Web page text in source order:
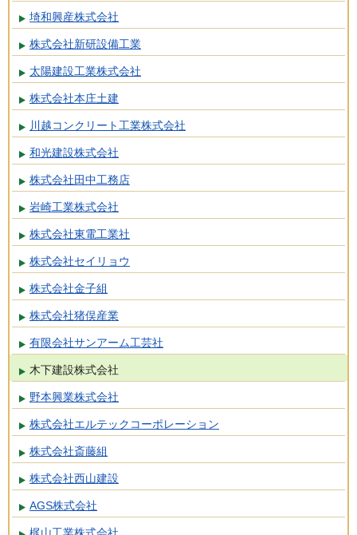
埼和興産株式会社
株式会社新研設備工業
太陽建設工業株式会社
株式会社本庄土建
川越コンクリート工業株式会社
和光建設株式会社
株式会社田中工務店
岩崎工業株式会社
株式会社東電工業社
株式会社セイリョウ
株式会社金子組
株式会社猪俣産業
有限会社サンアーム工芸社
木下建設株式会社
野本興業株式会社
株式会社エルテックコーポレーション
株式会社斎藤組
株式会社西山建設
AGS株式会社